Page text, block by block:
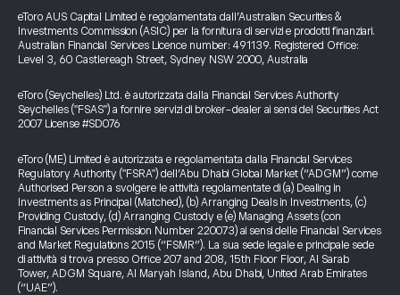
eToro AUS Capital Limited è regolamentata dall’Australian Securities &
Investments Commission (ASIC) per la fornitura di servizi e prodotti finanziari.
Australian Financial Services Licence number: 491139. Registered Office:
Level 3, 60 Castlereagh Street, Sydney NSW 2000, Australia
eToro (Seychelles) Ltd. è autorizzata dalla Financial Services Authority
Seychelles ("FSAS") a fornire servizi di broker-dealer ai sensi del Securities Act
2007 License #SD076
eToro (ME) Limited è autorizzata e regolamentata dalla Financial Services
Regulatory Authority ("FSRA") dell’Abu Dhabi Global Market (“ADGM”) come
Authorised Person a svolgere le attività regolamentate di (a) Dealing in
Investments as Principal (Matched), (b) Arranging Deals in Investments, (c)
Providing Custody, (d) Arranging Custody e (e) Managing Assets (con
Financial Services Permission Number 220073) ai sensi delle Financial Services
and Market Regulations 2015 (“FSMR”). La sua sede legale e principale sede
di attività si trova presso Office 207 and 208, 15th Floor Floor, Al Sarab
Tower, ADGM Square, Al Maryah Island, Abu Dhabi, United Arab Emirates
(“UAE”).